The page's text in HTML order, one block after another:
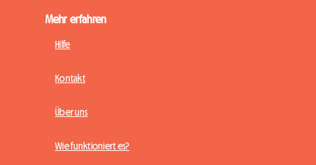
Mehr erfahren
Hilfe
Kontakt
Über uns
Wie funktioniert es?